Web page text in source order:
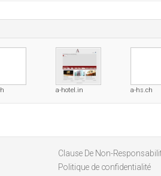
a-hotel.in a-hs.ch
Clause De Non-
Politique de confidentialité